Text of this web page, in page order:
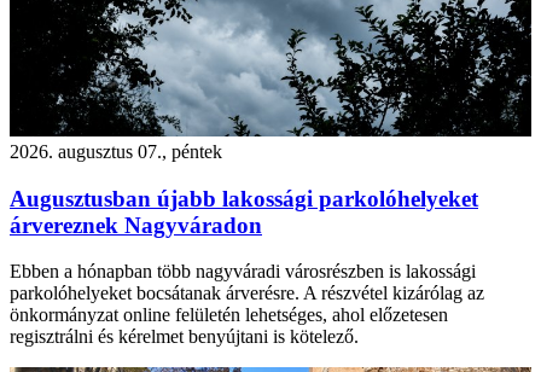
2026. augusztus 07., péntek
Augusztusban újabb lakossági parkolóhelyeket
árvereznek Nagyváradon
Ebben a hónapban több nagyváradi városrészben is lakossági
parkolóhelyeket bocsátanak árverésre. A részvétel kizárólag az
önkormányzat online felületén lehetséges, ahol előzetesen
regisztrálni és kérelmet benyújtani is kötelező.